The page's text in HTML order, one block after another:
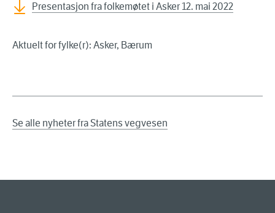
Presentasjon fra folkemøtet i Asker 12. mai 2022
Aktuelt for fylke(r): Asker, Bærum
Se alle nyheter fra Statens vegvesen